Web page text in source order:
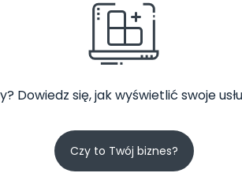
Dowiedz się, jak wyświetlić swoje
Czy to Twój biznes?